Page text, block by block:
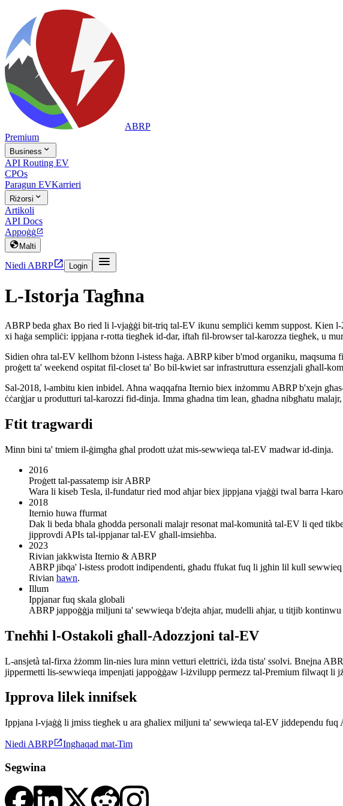
ABRP
Premium
Business 
API Routing EV
CPOs
Paragun EVKarrieri
Riżorsi 
Artikoli
API Docs
Appoġġ
 Malti
Niedi ABRP Login 
L-Istorja Tagħna
ABRP beda għax Bo ried li l-vjaġġi bit-triq tal-EV ikunu sempliċi kemm suppost. Kien
xi ħaġa sempliċi: ippjana r-rotta tiegħek id-dar, iftaħ fil-browser tal-karozza tiegħek, u
Sidien oħra tal-EV kellhom bżonn l-istess ħaġa. ABRP kiber b'mod organiku,
proġett ta' weekend ospitat fil-closet ta' Bo bil-kwiet sar infrastruttura essenzjali għall-
Sal-2018, l-ambitu kien inbidel. Aħna waqqafna Iternio biex inżommu ABRP b'xejn
ċċarġjar u produtturi tal-karozzi fid-dinja. Imma għadna tim lean, għadna nibgħatu
Ftit tragwardi
Minn bini ta' tmiem il-ġimgħa għal prodott użat mis-sewwieqa tal-EV madwar id-dinja.
2016
Proġett tal-passatemp isir ABRP
Wara li kiseb Tesla, il-fundatur ried mod aħjar biex jippjana vjaġġi twal barra l-
2018
Iternio huwa ffurmat
Dak li beda bħala għodda personali malajr resonat mal-komunità tal-EV li qed
jipprovdi APIs tal-ippjanar tal-EV għall-imsieħba.
2023
Rivian jakkwista Iternio & ABRP
ABRP jibqa' l-istess prodott indipendenti, għadu ffukat fuq li jgħin lil kull
Rivian hawn.
Illum
Ippjanar fuq skala globali
ABRP jappoġġja miljuni ta' sewwieqa b'dejta aħjar, mudelli aħjar, u titjib
Tneħħi l-Ostakoli għall-Adozzjoni tal-EV
L-ansjetà tal-firxa żżomm lin-nies lura minn vetturi elettriċi, iżda tista' ssolvi. Bnejna
jippermetti lis-sewwieqa impenjati jappoġġaw l-iżvilupp permezz tal-Premium filwaqt li
Ipprova lilek innifsek
Ippjana l-vjaġġ li jmiss tiegħek u ara għaliex miljuni ta' sewwieqa tal-EV jiddependu fuq
Niedi ABRPIngħaqad mat-Tim
Segwina